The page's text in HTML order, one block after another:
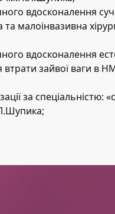
вдосконалення
та малоінвазивна
вдосконалення
втрати зайвої ваги в
за спеціальністю: